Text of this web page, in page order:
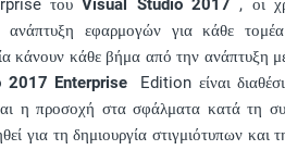
τουVisual Studio 2017 , οι
ανάπτυξη εφαρμογών για κάθε
κάνουν κάθε βήμα από την ανάπτυξη
2017 EnterpriseEdition είναι
η προσοχή στα σφάλματα κατά τη
για τη δημιουργία στιγμιότυπων